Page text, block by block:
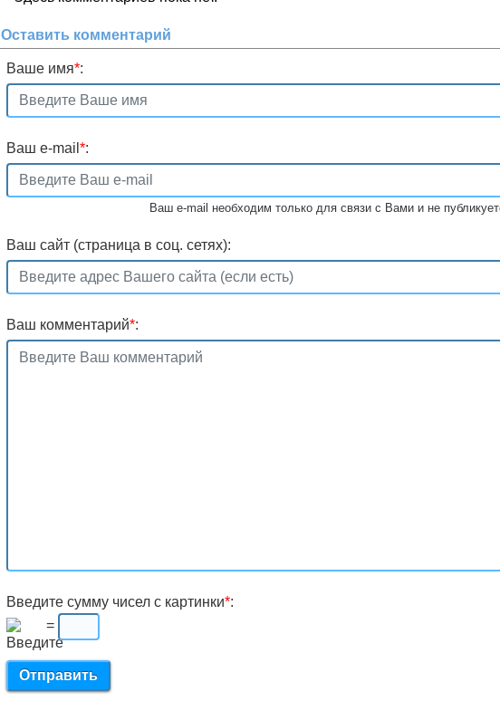
Оставить комментарий
Ваше имя*:
Ваш e-mail*:
Ваш e-mail необходим только для связи с Вами и не
Ваш сайт (страница в соц. сетях):
Ваш комментарий*:
Введите сумму чисел с картинки*:
=